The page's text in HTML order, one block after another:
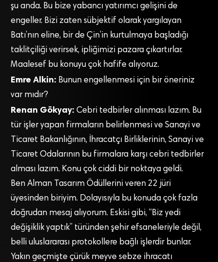
şu anda. Bu bize yabancı yatırımcı gelişini de
engeller. Bizi zaten sübjektif olarak yargılayan
Batı’nın eline, bir de Çin’in kurtulmaya başladığı
taklitçiliği verirsek, ipliğimizi pazara çıkartırlar.
Maalesef bu konuyu çok hafife alıyoruz.
Emre Alkin: Bunun engellenmesi için bir öneriniz
var mıdır?
Renan Gökyay:Cebri tedbirler alınması lazım. Bu
tür işler yapan firmaların belirlenmesi ve Sanayi ve
Ticaret Bakanlığının, İhracatçı Birliklerinin, Sanayi ve
Ticaret Odalarının bu firmalara karşı cebri tedbirler
alması lazım. Konu çok ciddi bir noktaya geldi.
Ben Alman Tasarım Ödüllerini veren 22 jüri
üyesinden biriyim. Dolayısıyla bu konuda çok fazla
doğrudan mesaj alıyorum. Eskisi gibi, “Biz yedi
değişiklik yaptık” türünden şehir efsaneleriyle değil,
belli uluslararası protokollere bağlı işlerdir bunlar.
Yakın geçmişte çürük meyve sebze ihracatı